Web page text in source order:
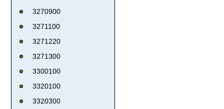
3270900
3271100
3271220
3271300
3300100
3320100
3320300